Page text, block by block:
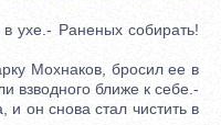
Раненых собирать!
Мохнаков, бросил ее в
взводного ближе к себе.-
он снова стал чистить в